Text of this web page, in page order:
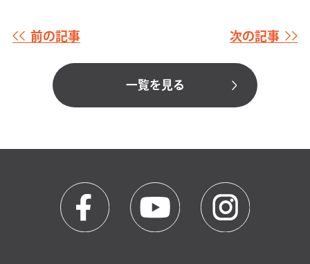
前の記事
一覧を見る
次の記事